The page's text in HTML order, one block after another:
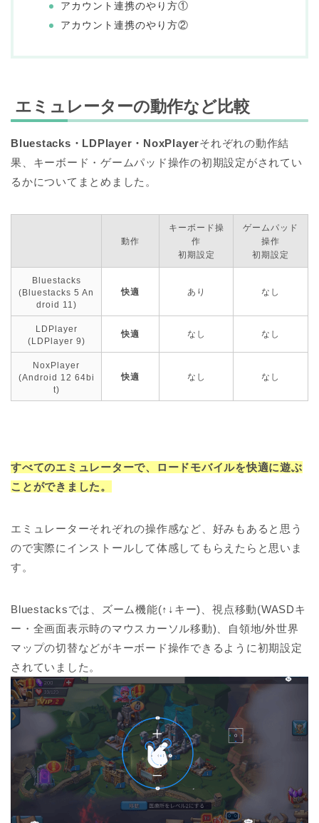
アカウント連携のやり方①
アカウント連携のやり方②
エミュレーターの動作など比較
Bluestacks・ LDPlayer・NoxPlayerそれぞれの動作結
果、キーボード・ゲームパッド操作の初期設定がされてい
るかについてまとめました。
動作
キーボード操
作
初期設定
ゲームパッド
操作
初期設定
Bluestacks
(Bluestacks 5 An
droid 11)
快適 あり なし
LDPlayer
(LDPlayer 9)
快適 なし なし
NoxPlayer
(Android 12 64bi
t)
快適 なし なし
すべてのエミュレーターで、ロードモバイルを快適に遊ぶ
ことができました。
エミュレーターそれぞれの操作感など、好みもあると思う
ので実際にインストールして体感してもらえたらと思いま
す。
Bluestacksでは、ズーム機能(↑↓キー)、視点移動(WASDキ
ー・全画面表示時のマウスカーソル移動)、自領地/外世界
マップの切替などがキーボード操作できるように初期設定
されていました。